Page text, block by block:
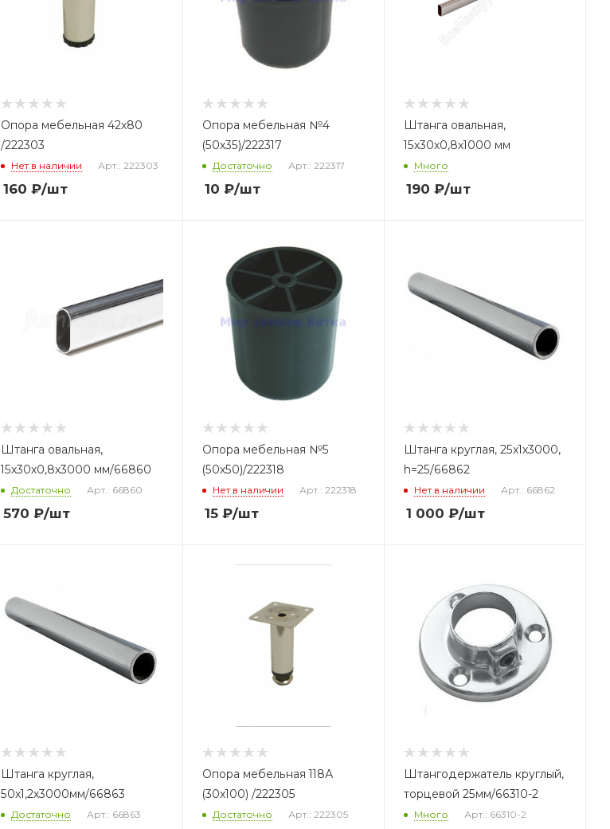
Опора мебельная 42х80
/222303
Нет в наличии Арт.: 222303
160 ₽/шт
Опора мебельная №4
(50х35)/222317
Достаточно Арт.: 222317
10 ₽/шт
Штанга овальная,
15х30х0,8х1000 мм
Много
190 ₽/шт
Штанга овальная,
15х30х0,8х3000 мм/66860
Достаточно Арт.: 66860
570 ₽/шт
Опора мебельная №5
(50х50)/222318
Нет в наличии Арт.: 222318
15 ₽/шт
Штанга круглая, 25х1х3000,
h=25/66862
Нет в наличии Арт.: 66862
1 000 ₽/шт
Штанга круглая,
50х1,2х3000мм/66863
Достаточно Арт.: 66863
Опора мебельная 118А
(30х100) /222305
Достаточно Арт.: 222305
Штангодержатель круглый,
торцевой 25мм/66310-2
Много Арт.: 66310-2